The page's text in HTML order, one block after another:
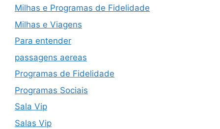
Milhas e Programas de Fidelidade
Milhas e Viagens
Para entender
passagens aereas
Programas de Fidelidade
Programas Sociais
Sala Vip
Salas Vip